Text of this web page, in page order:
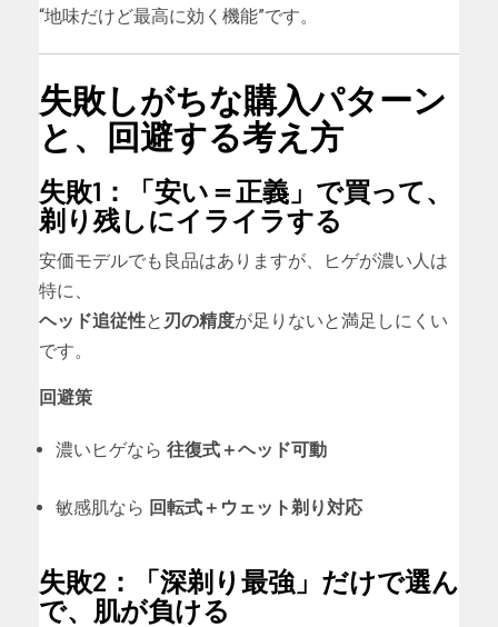
“地味だけど最高に効く機能”です。
失敗しがちな購入パターン
と、回避する考え方
失敗1：「安い＝正義」で買って、
剃り残しにイライラする
安価モデルでも良品はありますが、ヒゲが濃い人は
特に、
ヘッド追従性と 刃の精度が足りないと満足しにくい
です。
回避策
濃いヒゲなら 往復式＋ヘッド可動
敏感肌なら 回転式＋ウェット剃り対応
失敗2：「深剃り最強」だけで選ん
で、肌が負ける